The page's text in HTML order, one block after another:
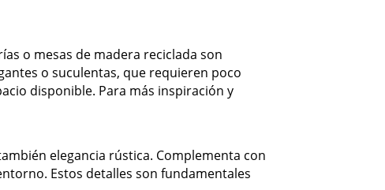
o mesas de madera reciclada son
o suculentas, que requieren poco
disponible. Para más inspiración y
elegancia rústica. Complementa con
Estos detalles son fundamentales